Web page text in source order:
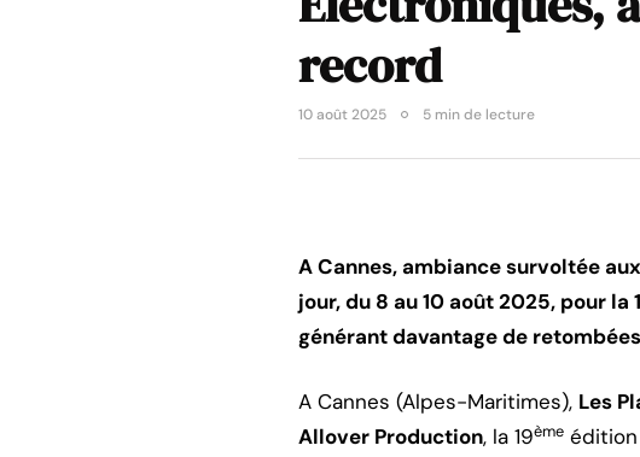
record
10 août 2025 5 min de lecture
A Cannes, ambiance survoltée
jour, du 8 au 10 août 2025, pour la
générant davantage de
A Cannes (Alpes-Maritimes), Les
Allover Production, la 19ème